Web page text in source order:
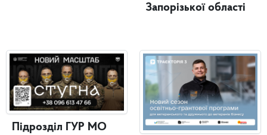
Підрозділ ГУР МО
Запорізької області